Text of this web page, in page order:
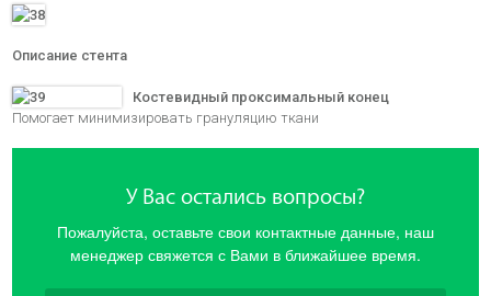
Описание стента
Костевидный проксимальный конец
Помогает минимизировать грануляцию ткани
У Вас остались вопросы?
Пожалуйста, оставьте свои контактные данные, наш
менеджер свяжется с Вами в ближайшее время.